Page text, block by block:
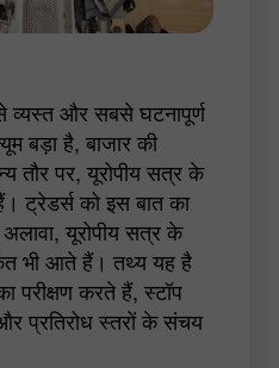
व्यस्त और सबसे घटनापूर्ण
बड़ा है, बाजार की
तौर पर, यूरोपीय सत्र के
ट्रेडर्स को इस बात का
यूरोपीय सत्र के
भी आते हैं। तथ्य यह है
परीक्षण करते हैं, स्टॉप
प्रतिरोध स्तरों के संचय